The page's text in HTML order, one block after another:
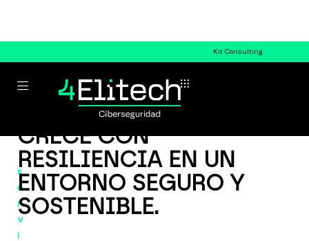
Kit Consulting
s
e
r
v
i
CRECE CON
RESILIENCIA EN UN
ENTORNO SEGURO Y
SOSTENIBLE.